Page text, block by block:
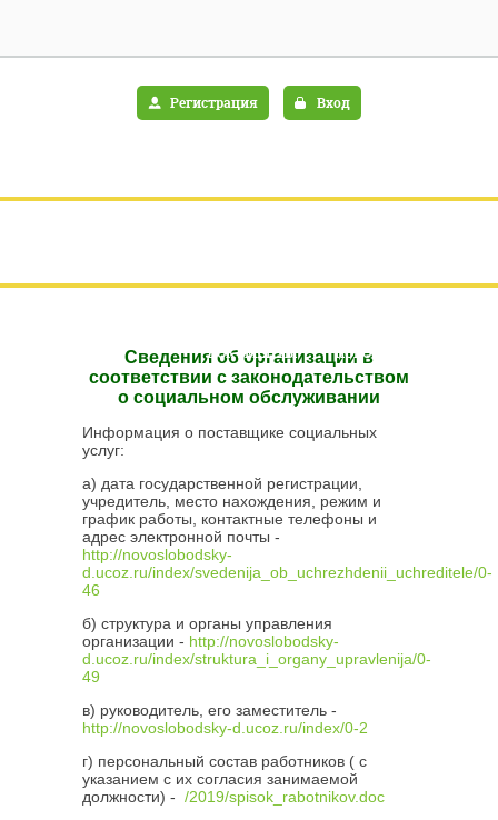
Регистрация Вход
ДОКУМЕНТЫ НОВОСТИ
ОТЗЫВЫ, ВОПРОСЫ И ОТВЕТЫ
Сведения об организации в
соответствии с законодательством
о социальном обслуживании
Информация о поставщике социальных
услуг:
а) дата государственной регистрации,
учредитель, место нахождения, режим и
график работы, контактные телефоны и
адрес электронной почты -
http://novoslobodsky-
d.ucoz.ru/index/svedenija_ob_uchrezhdenii_uchreditele/0-
46
б) структура и органы управления
организации - http://novoslobodsky-
d.ucoz.ru/index/struktura_i_organy_upravlenija/0-
49
в) руководитель, его заместитель -
http://novoslobodsky-d.ucoz.ru/index/0-2
г) персональный состав работников ( с
указанием с их согласия занимаемой
должности) - /2019/spisok_rabotnikov.doc